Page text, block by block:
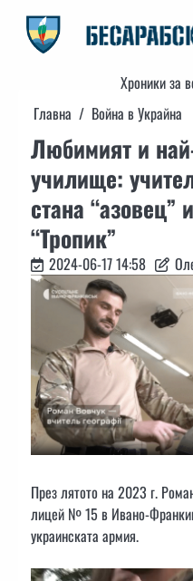
content
Хроники за
Главна
Война в Украйна
Любимият и
училище:
стана “азовец”
“Тропик”
2024-06-17 14:58
През лятото на 2023 г.
лицей № 15 в Ивано-
украинската армия.